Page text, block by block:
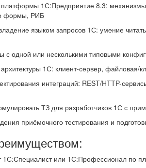
1С:Предприятие 8.3: механизмы
формы, РИБ
языком запросов 1С: умение
с одной или несколькими типовыми
1С: клиент-сервер, файловая/
интеграций: REST/HTTP-
ТЗ для разработчиков 1С с
приёмочного тестирования и
1С:Специалист или 1С:Профессионал по